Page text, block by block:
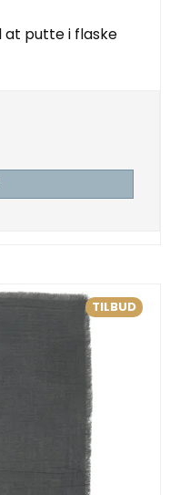
at putte i flaske
TILBUD